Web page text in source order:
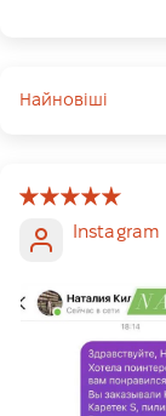
Sort by
Instagram